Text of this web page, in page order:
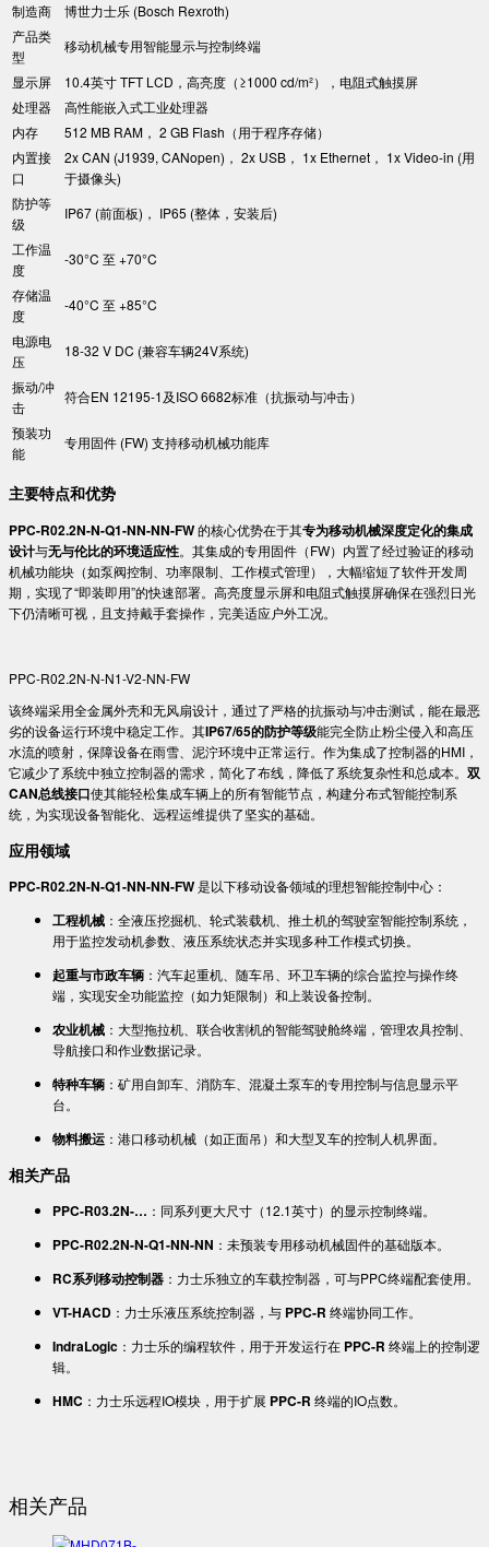
制造商
博世力士乐 (Bosch Rexroth)
产品类
型
移动机械专用智能显示与控制终端
显示屏
10.4英寸 TFT LCD，高亮度（≥1000 cd/m²），电阻式触摸屏
处理器
高性能嵌入式工业处理器
内存
512 MB RAM， 2 GB Flash（用于程序存储）
内置接
口
2x CAN (J1939, CANopen)， 2x USB， 1x Ethernet， 1x Video-in (用
于摄像头)
防护等
级
IP67 (前面板)， IP65 (整体，安装后)
工作温
度
-30°C 至 +70°C
存储温
度
-40°C 至 +85°C
电源电
压
18-32 V DC (兼容车辆24V系统)
振动/冲
击
符合EN 12195-1及ISO 6682标准（抗振动与冲击）
预装功
能
专用固件 (FW) 支持移动机械功能库
​主要特点和优势​
​PPC-R02.2N-N-Q1-NN-NN-FW​​ 的核心优势在于其​​专为移动机械深度定化的集成
设计​​与​​无与伦比的环境适应性​​。其集成的专用固件（FW）内置了经过验证的移动
机械功能块（如泵阀控制、功率限制、工作模式管理），大幅缩短了软件开发周
期，实现了“即装即用”的快速部署。高亮度显示屏和电阻式触摸屏确保在强烈日光
下仍清晰可视，且支持戴手套操作，完美适应户外工况。
PPC-R02.2N-N-N1-V2-NN-FW
该终端采用全金属外壳和无风扇设计，通过了严格的抗振动与冲击测试，能在最恶
劣的设备运行环境中稳定工作。其​​IP67/65的防护等级​​能完全防止粉尘侵入和高压
水流的喷射，保障设备在雨雪、泥泞环境中正常运行。作为集成了控制器的HMI，
它减少了系统中独立控制器的需求，简化了布线，降低了系统复杂性和总成本。​ ​双
CAN总线接口​​使其能轻松集成车辆上的所有智能节点，构建分布式智能控制系
统，为实现设备智能化、远程运维提供了坚实的基础。
​应用领域​
​PPC-R02.2N-N-Q1-NN-NN-FW​​ 是以下移动设备领域的理想智能控制中心：
​工程机械​ ​：全液压挖掘机、轮式装载机、推土机的驾驶室智能控制系统，
用于监控发动机参数、液压系统状态并实现多种工作模式切换。
​起重与市政车辆​ ​：汽车起重机、随车吊、环卫车辆的综合监控与操作终
端，实现安全功能监控（如力矩限制）和上装设备控制。
​农业机械​ ​：大型拖拉机、联合收割机的智能驾驶舱终端，管理农具控制、
导航接口和作业数据记录。
特种车辆​ ​：矿用自卸车、消防车、混凝土泵车的专用控制与信息显示平
台。
物料搬运​ ​：港口移动机械（如正面吊）和大型叉车的控制人机界面。
​相关产品​
​PPC-R03.2N-…​ ​：同系列更大尺寸（12.1英寸）的显示控制终端。
​PPC-R02.2N-N-Q1-NN-NN​ ​：未预装专用移动机械固件的基础版本。
​RC系列移动控制器​ ​：力士乐独立的车载控制器，可与PPC终端配套使用。
​VT-HACD​ ​：力士乐液压系统控制器，与 ​ ​PPC-R​ ​ 终端协同工作。
​IndraLogic​ ​：力士乐的编程软件，用于开发运行在 ​ ​PPC-R​ ​ 终端上的控制逻
辑。
HMC​ ​：力士乐远程IO模块，用于扩展 ​ ​PPC-R​ ​ 终端的IO点数。
相关产品